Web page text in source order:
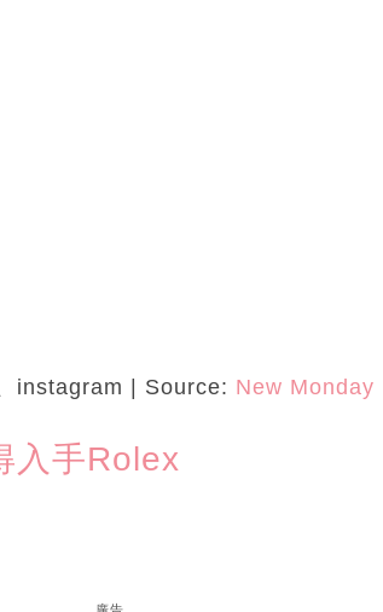
instagram | Source: New Monday
入手Rolex